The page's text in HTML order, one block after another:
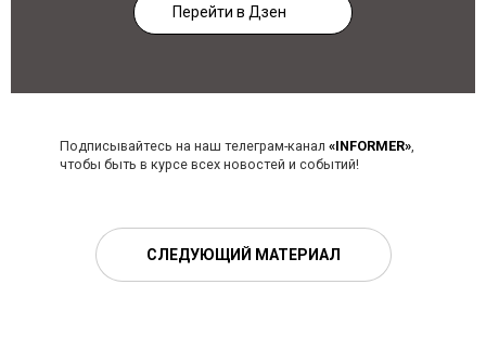
Перейти в Дзен
Подписывайтесь на наш телеграм-канал «INFORMER»,
чтобы быть в курсе всех новостей и событий!
СЛЕДУЮЩИЙ МАТЕРИАЛ